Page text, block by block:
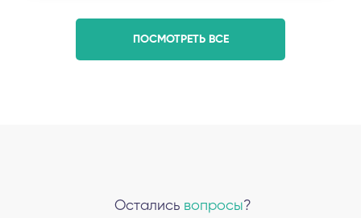
ПОСМОТРЕТЬ ВСЕ
Остались вопросы?